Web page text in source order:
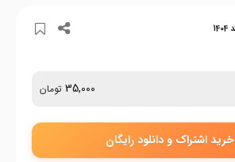
35,000 تومان
خرید اشتراک و دانلود رایگان